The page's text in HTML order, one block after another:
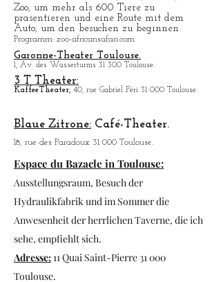
ZOO African Safari:
41, rue des Landes 31 830 Plaisance-du-Touch.
Geöffnet : von 01/10 bis 31/03 von 10 bis 18 Uhr.
von 01/04 bis 30/09 von 9:30 bis 19:30 Uhr
Zoo, um mehr als 600 Tiere zu
prasentieren und eine Route mit dem
Auto, um den besuchen zu beginnen.
Programm : zoo-africansafari.com
Garonne-Theater Toulouse.
3 T Theater:
KaffeeTheater,40, rue Gabriel Péri 31 000 Toulouse.
Blaue Zitrone:Café-Theater.
18, rue des Paradoux 31 000 Toulouse.
Espace du Bazacle in Toulouse:
Ausstellungsraum, Besuch der
Hydraulikfabrik und im Sommer die
Anwesenheit der herrlichen Taverne, die ich
sehe, empfiehlt sich.